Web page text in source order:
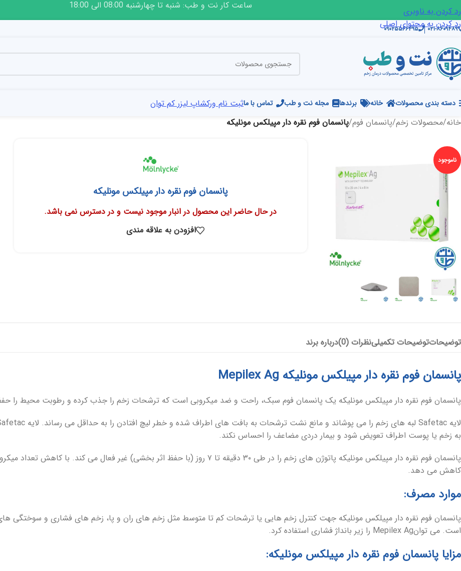
رد کردن به ناوبری
رد کردن به محتوای اصلی
ساعت کار نت و طب: شنبه تا چهارشنبه 08:00 الی 18:00
۰۲۱-۸۶۰۹۴۸۹۹ ۰۹۰۲۵۵۶۶۴۹۵
دسته بندی محصولات خانه برندها مجله نت و طب تماس با ماثبت نام ورکشاپ لیزر کم توان
خانه/محصولات زخم/پانسمان فوم/پانسمان فوم نقره دار مپیلکس مونلیکه
ناموجود
پانسمان فوم نقره دار مپیلکس مونلیکه
در حال حاضر این محصول در انبار موجود نیست و در دسترس نمی باشد.
افزودن به علاقه مندی
توضیحاتتوضیحات تکمیلینظرات (0) درباره برند
پانسمان فوم نقره دار مپیلکس مونلیکه Mepilex Ag
پانسمان فوم نقره دار مپیلکس مونلیکه یک پانسمان فوم سبک، راحت و ضد میکروبی است که ترشحات زخم را جذب کرده و رطوبت محیط را
به زخم یا پوست اطراف تعویض شود و بیمار دردی مضاعف را احساس نکند.
کاهش می دهد.
موارد مصرف:
پانسمان فوم نقره دار مپیلکس مونلیکه جهت کنترل زخم هایی یا ترشحات کم تا متوسط مثل زخم های ران و پا، زخم های فشاری و
است. می توانMepilex Ag را زیر بانداژ فشاری استفاده کرد.
مزایا پانسمان فوم نقره دار مپیلکس مونلیکه: